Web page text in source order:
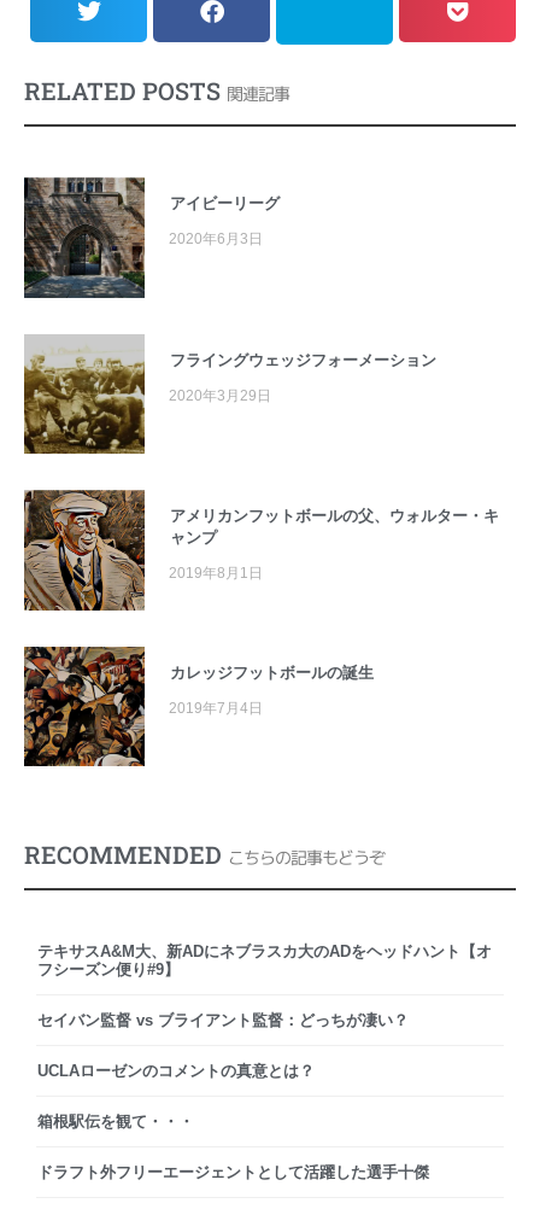
RELATED POSTS 関連記事
アイビーリーグ
2020年6月3日
フライングウェッジフォーメーション
2020年3月29日
アメリカンフットボールの父、ウォルター・キ
ャンプ
2019年8月1日
カレッジフットボールの誕生
2019年7月4日
RECOMMENDED こちらの記事もどうぞ
テキサスA&M大、新ADにネブラスカ大のADをヘッドハント【オ
フシーズン便り#9】
セイバン監督 vs ブライアント監督：どっちが凄い？
UCLAローゼンのコメントの真意とは？
箱根駅伝を観て・・・
ドラフト外フリーエージェントとして活躍した選手十傑